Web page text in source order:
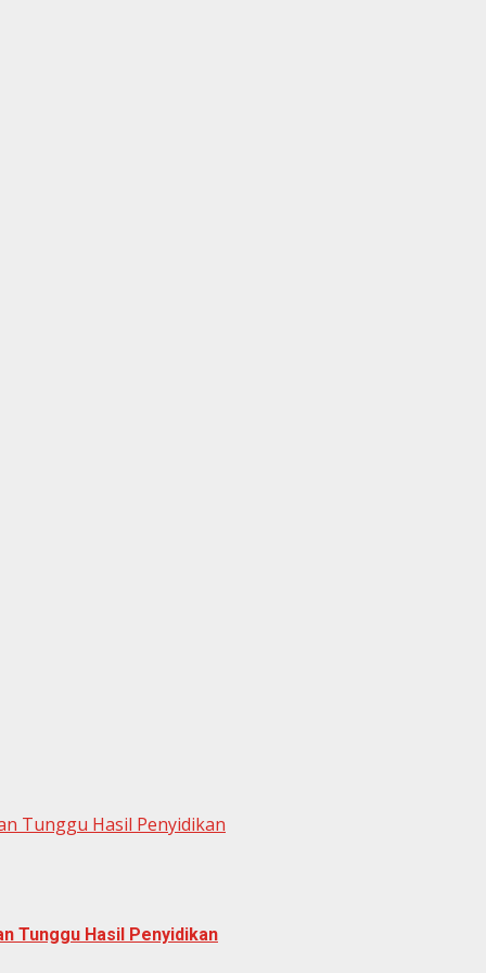
Tunggu Hasil Penyidikan
Tunggu Hasil Penyidikan